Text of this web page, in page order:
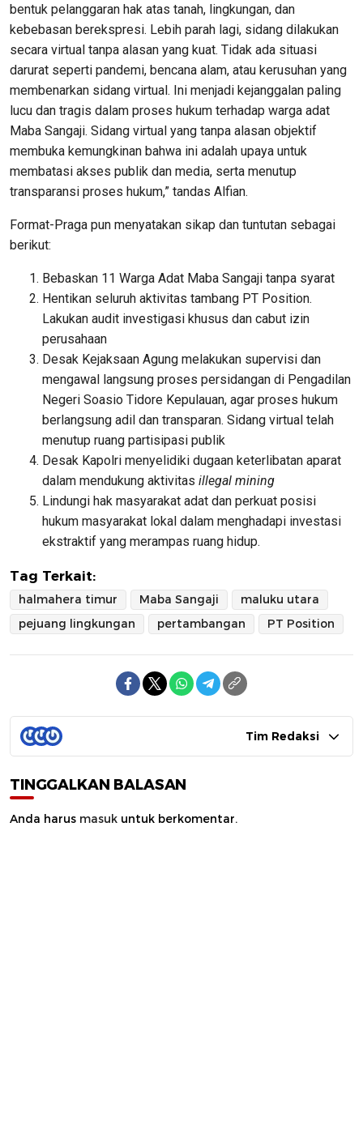
bentuk pelanggaran hak atas tanah, lingkungan, dan
kebebasan berekspresi. Lebih parah lagi, sidang dilakukan
secara virtual tanpa alasan yang kuat. Tidak ada situasi
darurat seperti pandemi, bencana alam, atau kerusuhan yang
membenarkan sidang virtual. Ini menjadi kejanggalan paling
lucu dan tragis dalam proses hukum terhadap warga adat
Maba Sangaji. Sidang virtual yang tanpa alasan objektif
membuka kemungkinan bahwa ini adalah upaya untuk
membatasi akses publik dan media, serta menutup
transparansi proses hukum,” tandas Alfian.
Format-Praga pun menyatakan sikap dan tuntutan sebagai
berikut:
Bebaskan 11 Warga Adat Maba Sangaji tanpa syarat
Hentikan seluruh aktivitas tambang PT Position.
Lakukan audit investigasi khusus dan cabut izin
perusahaan
Desak Kejaksaan Agung melakukan supervisi dan
mengawal langsung proses persidangan di Pengadilan
Negeri Soasio Tidore Kepulauan, agar proses hukum
berlangsung adil dan transparan. Sidang virtual telah
menutup ruang partisipasi publik
Desak Kapolri menyelidiki dugaan keterlibatan aparat
dalam mendukung aktivitas illegal mining
Lindungi hak masyarakat adat dan perkuat posisi
hukum masyarakat lokal dalam menghadapi investasi
ekstraktif yang merampas ruang hidup.
Tag Terkait:
halmahera timur Maba Sangaji
maluku utara
pejuang lingkungan
pertambangan PT Position
Tim Redaksi
TINGGALKAN BALASAN
Anda harus masuk untuk berkomentar.